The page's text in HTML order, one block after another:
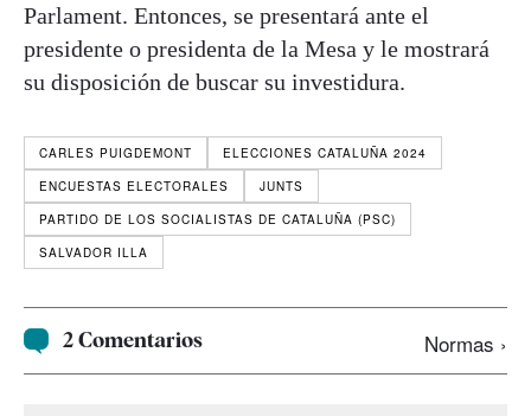
Parlament. Entonces, se presentará ante el
presidente o presidenta de la Mesa y le mostrará
su disposición de buscar su investidura.
CARLES PUIGDEMONT
ELECCIONES CATALUÑA 2024
ENCUESTAS ELECTORALES
JUNTS
PARTIDO DE LOS SOCIALISTAS DE CATALUÑA (PSC)
SALVADOR ILLA
2 Comentarios Normas ›